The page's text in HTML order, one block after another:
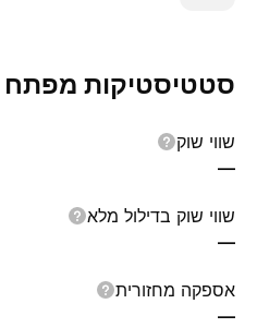
סטטיסטיקות מפתח
שווי שוק
—
שווי שוק בדילול מלא
—
אספקה מחזורית
—